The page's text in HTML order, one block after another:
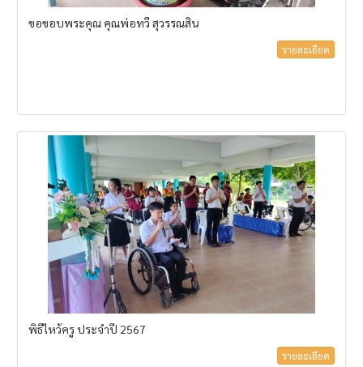
ขอขอบพระคุณ คุณพ่อทวี สุวรรณสิน
รายละเอียด
พิธีไหว้ครู ประจำปี 2567
รายละเอียด